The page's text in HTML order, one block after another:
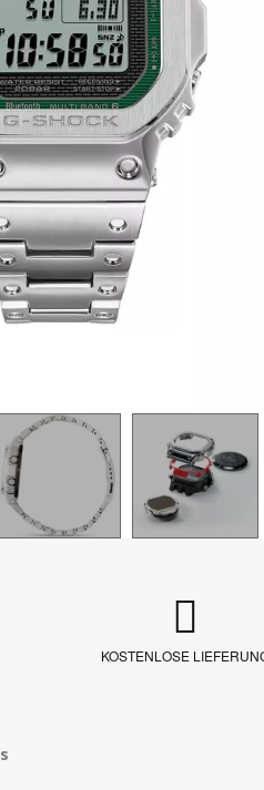
KOSTENLOSE